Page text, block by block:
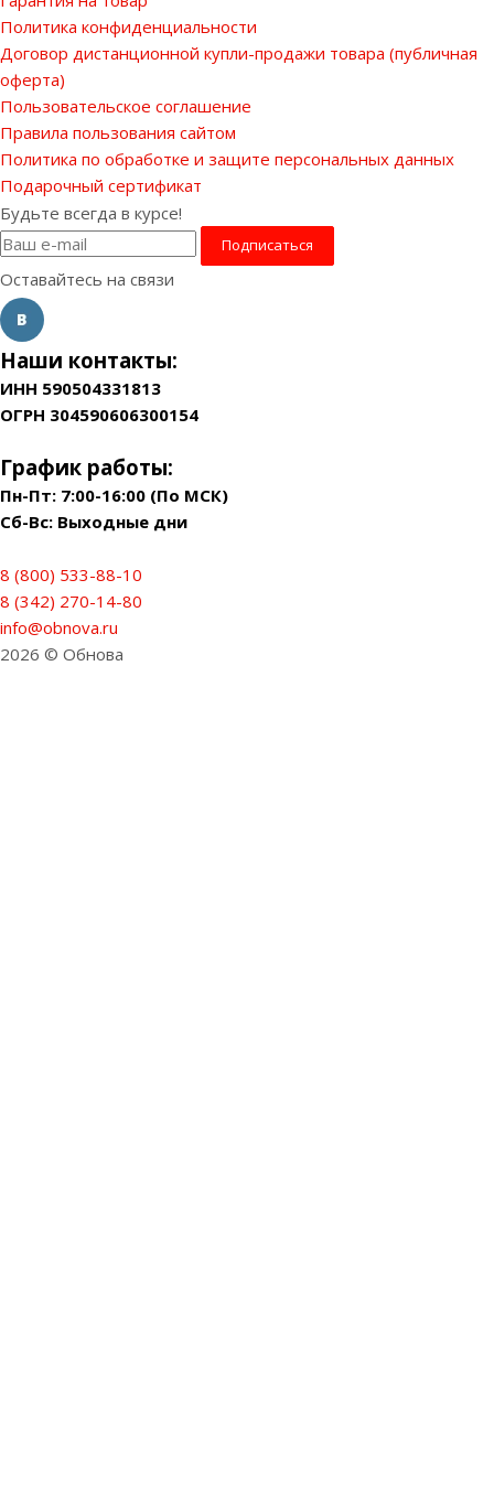
Политика конфиденциальности
Договор дистанционной купли-продажи товара (публичная
оферта)
Пользовательское соглашение
Правила пользования сайтом
Политика по обработке и защите персональных данных
Подарочный сертификат
Будьте всегда в курсе!
Оставайтесь на связи
Наши контакты:
ИНН 590504331813
ОГРН 304590606300154
График работы:
Пн-Пт: 7:00-16:00 (По МСК)
Сб-Вс: Выходные дни
8 (800) 533-88-10
8 (342) 270-14-80
info@obnova.ru
2026 © Обнова